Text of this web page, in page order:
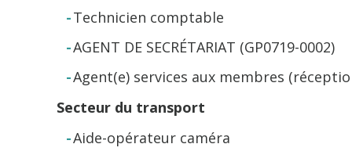
Technicien comptable
AGENT DE SECRÉTARIAT (GP0719-0002)
Agent(e) services aux membres
Secteur du transport
Aide-opérateur caméra